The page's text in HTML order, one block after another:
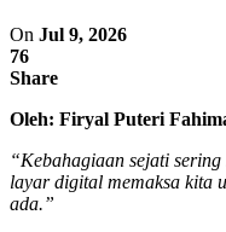
On Jul 9, 2026
76
Share
Oleh: Firyal Puteri
“Kebahagiaan sejati
layar digital memaksa kita
ada.”